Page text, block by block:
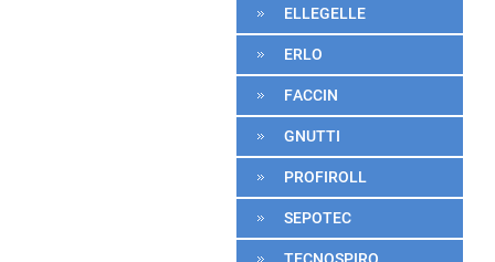
ELLEGELLE
ERLO
FACCIN
GNUTTI
PROFIROLL
SEPOTEC
TECNOSPIRO